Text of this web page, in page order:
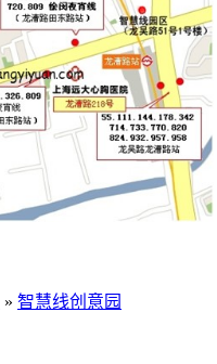
» 智慧线创意园